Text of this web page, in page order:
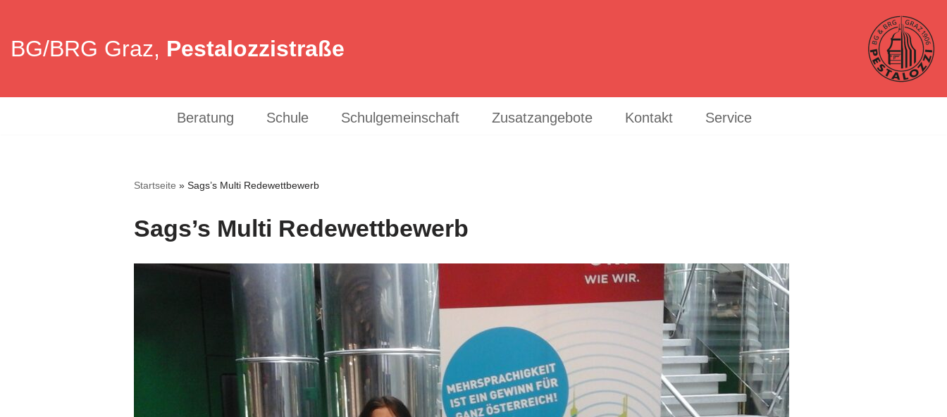
Inhalt
BG/BRG Graz, Pestalozzistraße
Beratung Schule Schulgemeinschaft Zusatzangebote Kontakt Service
Startseite » Sags’s Multi Redewettbewerb
Sags’s Multi Redewettbewerb